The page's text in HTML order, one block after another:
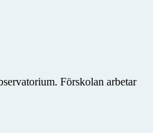
Förskolan arbetar